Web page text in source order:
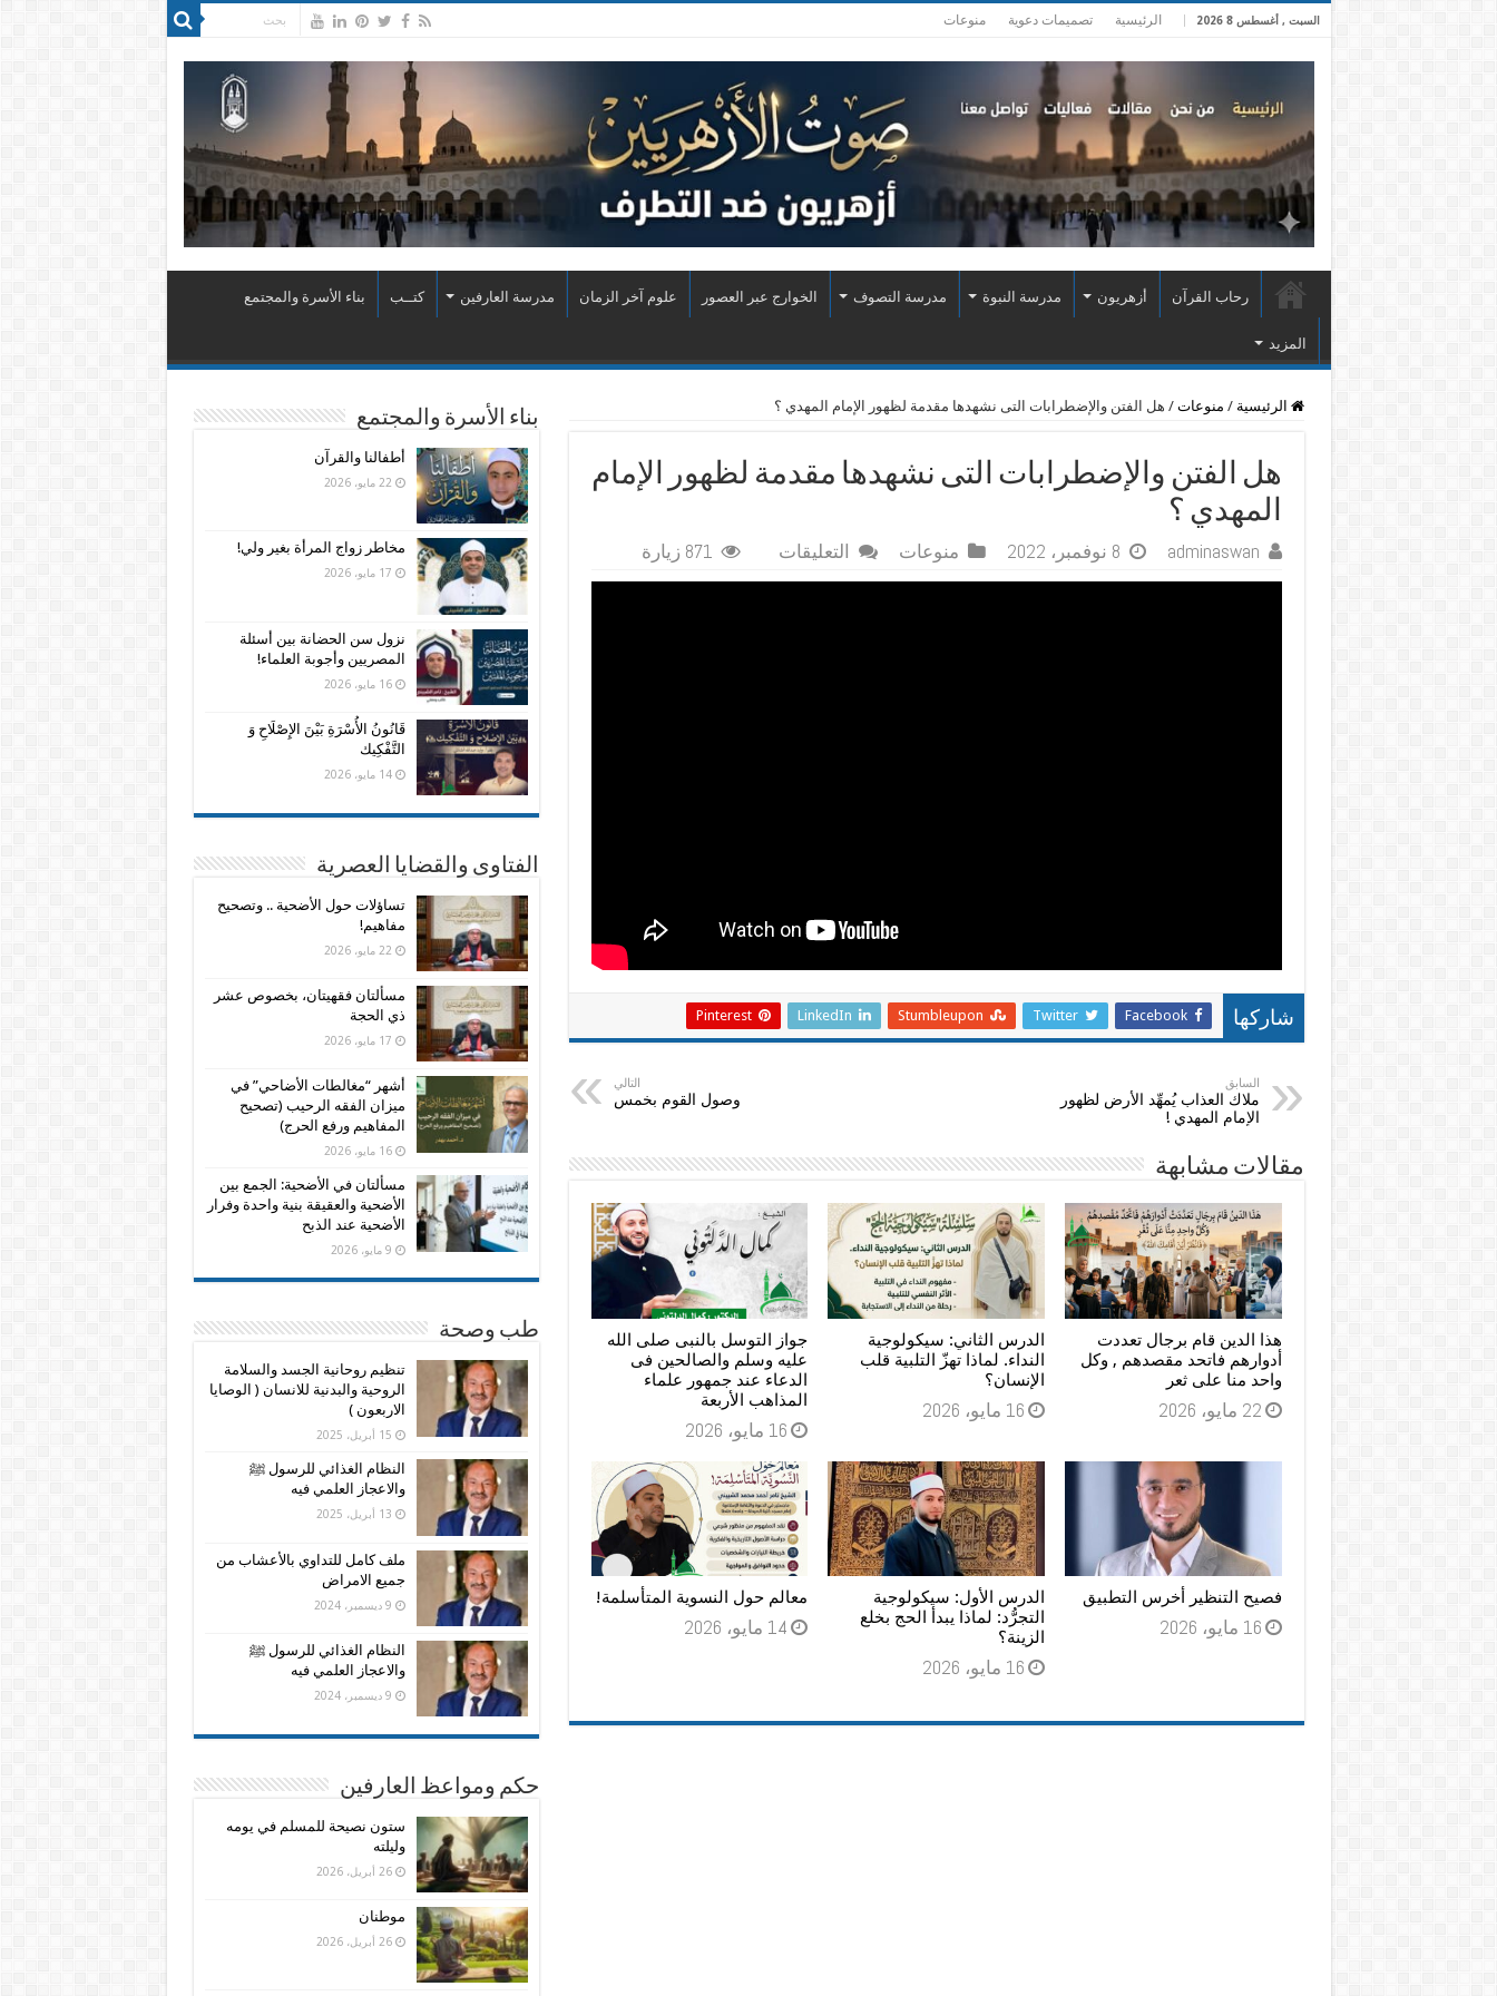
السبت , أغسطس 8 2026 الرئيسية تصميمات دعوية منوعات
رحاب القرآن أزهريون مدرسة النبوة مدرسة التصوف الخوارج عبر العصور علوم آخر الزمان مدرسة العارفين كتــب بناء الأسرة والمجتمع
المزيد
الرئيسية / منوعات / هل الفتن والإضطرابات التى نشهدها مقدمة لظهور الإمام المهدي ؟
هل الفتن والإضطرابات التى نشهدها مقدمة لظهور الإمام
المهدي ؟
adminaswan 8 نوفمبر، 2022 منوعات التعليقات 871 زيارة
شاركها Facebook
Twitter
Stumbleupon
LinkedIn
Pinterest
السابق
ملاك العذاب يُمهِّد الأرض لظهور
الإمام المهدي !
التالي
وصول القوم بخمس
مقالات مشابهة
هذا الدين قام برجال تعددت
أدوارهم فاتحد مقصدهم , وكل
واحد منا على ثعر
22 مايو، 2026
الدرس الثاني: سيكولوجية
النداء. لماذا تهزّ التلبية قلب
الإنسان؟
16 مايو، 2026
جواز التوسل بالنبى صلى الله
عليه وسلم والصالحين فى
الدعاء عند جمهور علماء
المذاهب الأربعة
16 مايو، 2026
فصيح التنظير أخرس التطبيق
16 مايو، 2026
الدرس الأول: سيكولوجية
التجرُّد: لماذا يبدأ الحج بخلع
الزينة؟
16 مايو، 2026
معالم حول النسوية المتأسلمة!
14 مايو، 2026
بناء الأسرة والمجتمع
أطفالنا والقرآن
22 مايو، 2026
مخاطر زواج المرأة بغير ولي!
17 مايو، 2026
نزول سن الحضانة بين أسئلة
المصريين وأجوبة العلماء!
16 مايو، 2026
قَانُونُ الأُسْرَةِ بَيْنَ الإِصْلَاحِ وَ
التَّفْكِيك
14 مايو، 2026
الفتاوى والقضايا العصرية
تساؤلات حول الأضحية .. وتصحيح
مفاهيم!
22 مايو، 2026
مسألتان فقهيتان، بخصوص عشر
ذي الحجة
17 مايو، 2026
أشهر “مغالطات الأضاحي” في
ميزان الفقه الرحيب (تصحيح
المفاهيم ورفع الحرج)
16 مايو، 2026
مسألتان في الأضحية: الجمع بين
الأضحية والعقيقة بنية واحدة وفرار
الأضحية عند الذبح
9 مايو، 2026
طب وصحة
تنظيم روحانية الجسد والسلامة
الروحية والبدنية للانسان ( الوصايا
الاربعون )
15 أبريل، 2025
النظام الغذائي للرسول ﷺ
والاعجاز العلمي فيه
13 أبريل، 2025
ملف كامل للتداوي بالأعشاب من
جميع الامراض
9 ديسمبر، 2024
النظام الغذائي للرسول ﷺ
والاعجاز العلمي فيه
9 ديسمبر، 2024
حكم ومواعظ العارفين
ستون نصيحة للمسلم في يومه
وليلته
26 أبريل، 2026
موطنان
26 أبريل، 2026